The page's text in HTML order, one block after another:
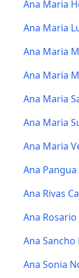
Ana Maria
Ana Maria
Ana Maria
Ana Maria
Ana Maria
Ana Maria
Ana Maria
Ana
Ana Rivas
Ana
Ana Sancho
Ana Sonia